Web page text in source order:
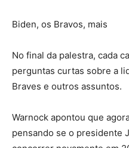
Biden, os Bravos, mais
No final da palestra, cada
perguntas curtas sobre a
Braves e outros assuntos.
Warnock apontou que
pensando se o presidente